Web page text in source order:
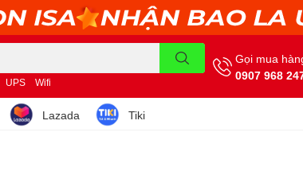
UPS Wifi
Gọi mua
0907 968
Lazada Tiki